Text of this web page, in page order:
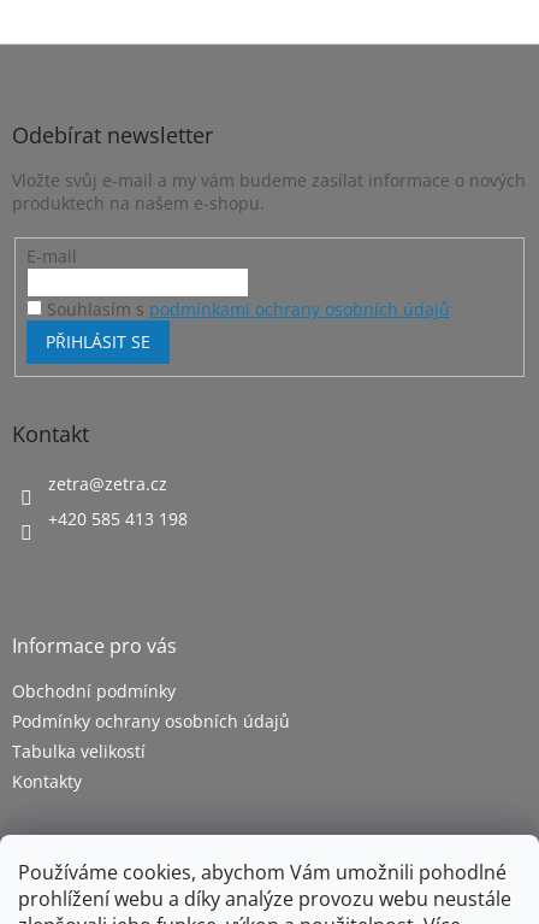
Používáme cookies, abychom Vám umožnili pohodlné
prohlížení webu a díky analýze provozu webu neustále
Z
Odebírat newsletter
Vložte svůj e-mail a my vám budeme zasílat informace o nových
produktech na našem e-shopu.
E-mail
Souhlasím s podmínkami ochrany osobních údajů
PŘIHLÁSIT SE
Kontakt
zetra@zetra.cz
+420 585 413 198
Informace pro vás
Obchodní podmínky
Podmínky ochrany osobních údajů
Tabulka velikostí
Kontakty